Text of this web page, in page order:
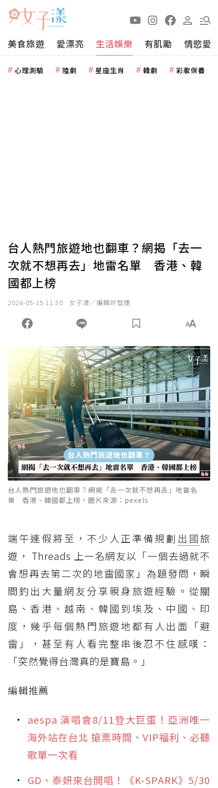
美食旅遊 愛漂亮 生活娛樂 有肌勵 情慾愛
心理測驗 陸劇 星座生肖 韓劇 彩妝保養
台人熱門旅遊地也翻車？網揭「去一
次就不想再去」地雷名單 香港、韓
國都上榜
2026-05-15 11:50 女子漾／編輯許智捷
台人熱門旅遊地也翻車？網揭「去一次就不想再去」地雷名
單 香港、韓國都上榜。圖片來源：pexels
端午連假將至，不少人正準備規劃 出國旅
遊， Threads 上一名網友以「一個去過就不
會想再去第二次的地雷國家」為題發問，瞬
間釣出大量網友分享親身旅遊經驗。從關
島、香港、越南、韓國到埃及、中國、印
度，幾乎每個熱門旅遊地都有人出面「避
雷」，甚至有人看完整串後忍不住感嘆：
「突然覺得台灣真的是寶島。」
編輯推薦
aespa 演唱會8/11登大巨蛋！亞洲唯一
海外站在台北 搶票時間、VIP福利、必聽
歌單一次看
GD、泰妍來台開唱！《K-SPARK》5/30